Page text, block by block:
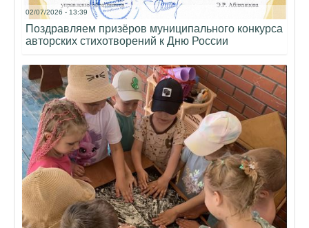
02/07/2026 - 13:39
Поздравляем призёров муниципального конкурса
авторских стихотворений к Дню России